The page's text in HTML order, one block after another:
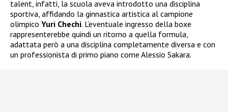
talent, infatti, la scuola aveva introdotto una disciplina
sportiva, affidando la ginnastica artistica al campione
olimpico Yuri Chechi. L’eventuale ingresso della boxe
rappresenterebbe quindi un ritorno a quella formula,
adattata però a una disciplina completamente diversa e con
un professionista di primo piano come Alessio Sakara.